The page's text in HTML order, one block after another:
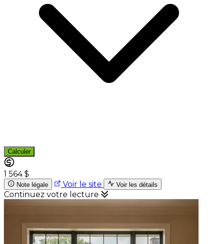
Calculer
1 564 $
Note légale Voir le site Voir les détails
Continuez votre lecture